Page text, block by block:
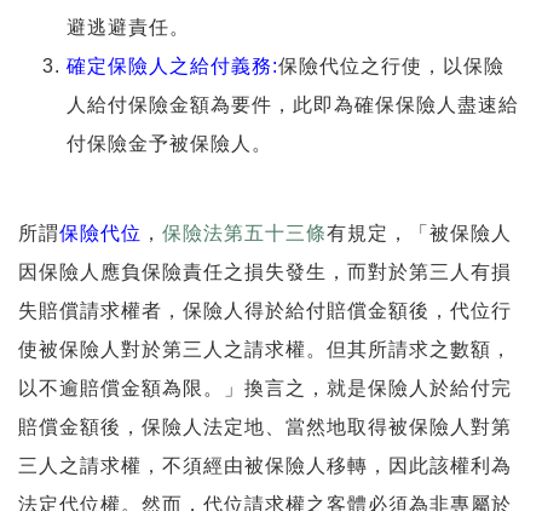
避逃避責任。
確定保險人之給付義務:保險代位之行使，以保險
人給付保險金額為要件，此即為確保保險人盡速給
付保險金予被保險人。
所謂保險代位 ， 保險法第五十三條有規定，「被保險人
因保險人應負保險責任之損失發生，而對於第三人有損
失賠償請求權者，保險人得於給付賠償金額後，代位行
使被保險人對於第三人之請求權。但其所請求之數額，
以不逾賠償金額為限。」換言之，就是保險人於給付完
賠償金額後，保險人法定地、當然地取得被保險人對第
三人之請求權，不須經由被保險人移轉，因此該權利為
法定代位權。然而，代位請求權之客體必須為非專屬於